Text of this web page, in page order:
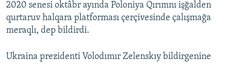
2020 senesi oktâbr ayında Poloniya Qırımnı işğalden
qurtaruv halqara platforması çerçivesinde çalışmağa
meraqlı, dep bildirdi.
Ukraina prezidenti Volodımır Zelenskıy bildirgenine